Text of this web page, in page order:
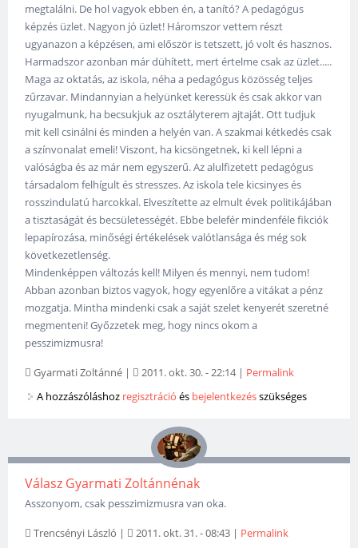
megtalálni. De hol vagyok ebben én, a tanító? A pedagógus
képzés üzlet. Nagyon jó üzlet! Háromszor vettem részt
ugyanazon a képzésen, ami először is tetszett, jó volt és hasznos.
Harmadszor azonban már dühített, mert értelme csak az üzlet.....
Maga az oktatás, az iskola, néha a pedagógus közösség teljes
zűrzavar. Mindannyian a helyünket keressük és csak akkor van
nyugalmunk, ha becsukjuk az osztályterem ajtaját. Ott tudjuk
mit kell csinálni és minden a helyén van. A szakmai kétkedés csak
a színvonalat emeli! Viszont, ha kicsöngetnek, ki kell lépni a
valóságba és az már nem egyszerű. Az alulfizetett pedagógus
társadalom felhígult és stresszes. Az iskola tele kicsinyes és
rosszindulatú harcokkal. Elveszítette az elmult évek politikájában
a tisztaságát és becsületességét. Ebbe belefér mindenféle fikciók
lepapírozása, minőségi értékelések valótlansága és még sok
következetlenség.
Mindenképpen változás kell! Milyen és mennyi, nem tudom!
Abban azonban biztos vagyok, hogy egyenlőre a vitákat a pénz
mozgatja. Mintha mindenki csak a saját szelet kenyerét szeretné
megmenteni! Győzzetek meg, hogy nincs okom a
pesszimizmusra!
Gyarmati Zoltánné | 2011. okt. 30. - 22:14| Permalink
A hozzászóláshoz regisztráció és bejelentkezésszükséges
Válasz Gyarmati Zoltánnénak
Asszonyom, csak pesszimizmusra van oka.
Trencsényi László | 2011. okt. 31. - 08:43 | Permalink